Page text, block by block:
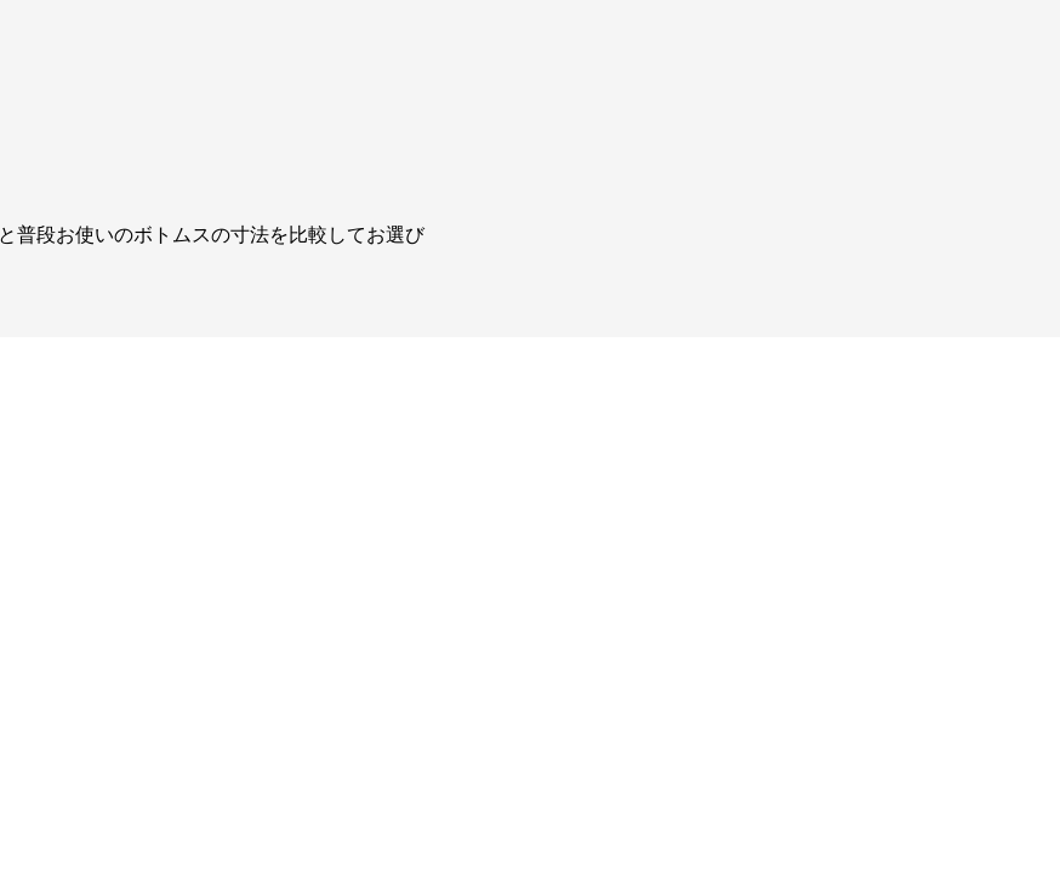
普段お使いのボトムスの寸法を比較してお選び